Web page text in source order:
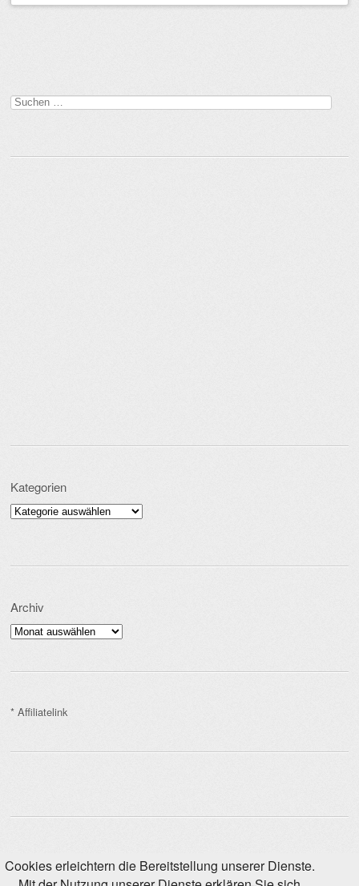
Suchen
nach:
Kategorien
Kategorien
Archiv
Archiv
* Affiliatelink
Cookies erleichtern die Bereitstellung unserer Dienste.